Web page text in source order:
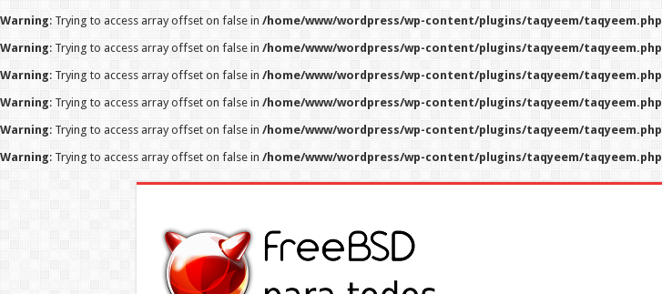
Warning: Trying to access array offset on false in /home/www/wordpress/wp-content/plugins/taqyeem/taqyeem.php
Warning: Trying to access array offset on false in /home/www/wordpress/wp-content/plugins/taqyeem/taqyeem.php
Warning: Trying to access array offset on false in /home/www/wordpress/wp-content/plugins/taqyeem/taqyeem.php
Warning: Trying to access array offset on false in /home/www/wordpress/wp-content/plugins/taqyeem/taqyeem.php
Warning: Trying to access array offset on false in /home/www/wordpress/wp-content/plugins/taqyeem/taqyeem.php
Warning: Trying to access array offset on false in /home/www/wordpress/wp-content/plugins/taqyeem/taqyeem.php